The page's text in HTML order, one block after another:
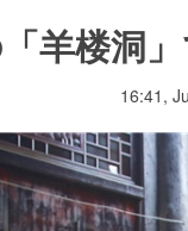
羊楼洞
16:41,